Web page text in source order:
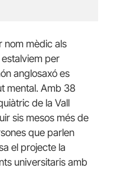
nom mèdic als
estalviem per
anglosaxó es
mental. Amb 38
de la Vall
sis mesos més de
que parlen
el projecte la
universitaris amb